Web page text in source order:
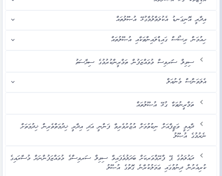
އިދާރީ އޮނިގަނޑު އެކުލަވާލުމާގުޅޭ އުޞޫލުތައް
ހިއުމަން ރިސޯސް ގައިޑްލައިންތަކާއި އުޞޫލުތައް
ސިވިލް ސަަރވިސް މުވައްޒަފުން ތަމްރީންކުރުމުގެ ސިޔާސަތު
އެލަވަންސް މެނުއަލް
ތަމްރީނުތަކާ ގުޅޭ އުޞޫލުތައް
ދާއިމީ ވަޒީފާއަށް ނިކުތުމަށް އުޒުރުވެރިވާ ފަންނީ އަދި އިދާރީ ޚިދުމަތްތެރިން ޚިދުމަތަށް
ނެރުމުގެ އުޞޫލު
ދައުލަތުގެ ޕޭ ފްރޭމްވަރކަށް ބަދަލުވެފައިވާ ސިވިލް ސަރވިސްގެ މުވައްޒަފުންނަށް މުސާރައިގެ
ކުރިއެރުން ދިނުމުގައި ޢަމަލުކުރާނެ ގޮތުގެ އުޞޫލު